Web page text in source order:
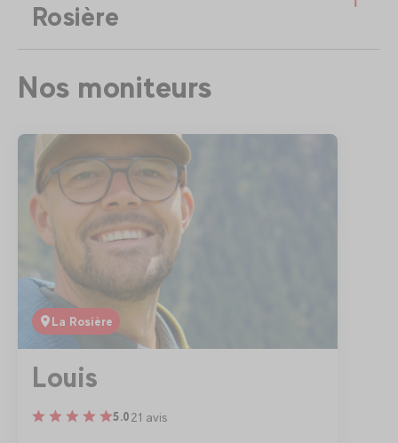
Rosière
Nos moniteurs
La Rosière
Louis
5.021 avis